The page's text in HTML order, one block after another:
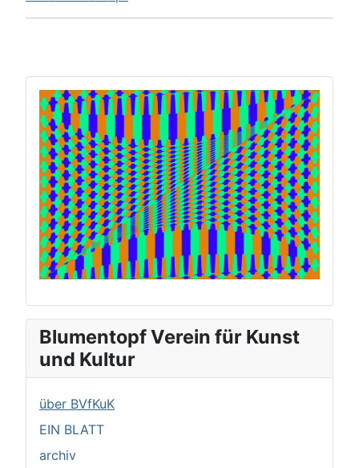
Blumentopf Verein für Kunst
und Kultur
über BVfKuK
EIN BLATT
archiv